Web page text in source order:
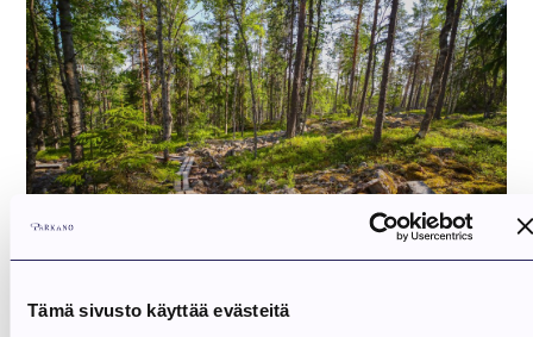
Tämä sivusto käyttää evästeitä
Aure-reitti | Järvien reitit